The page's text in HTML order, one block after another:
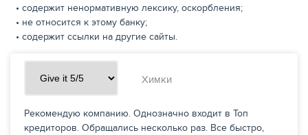
• содержит ненормативную лексику, оскорбления;
• не относится к этому банку;
• содержит ссылки на другие сайты.
Химки
Рекомендую компанию. Однозначно входит в Топ
кредиторов. Обращались несколько раз. Все быстро,